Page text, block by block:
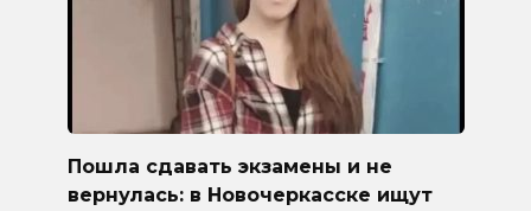
Пошла сдавать экзамены и не
вернулась: в Новочеркасске ищут